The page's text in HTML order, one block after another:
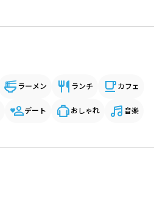
ラーメン ランチ カフェ
デート おしゃれ 音楽